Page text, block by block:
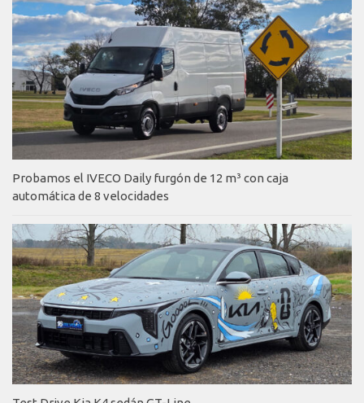
Probamos el IVECO Daily furgón de 12 m³ con caja
automática de 8 velocidades